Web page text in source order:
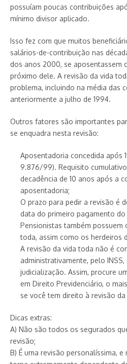
possuíam poucas contribuições
mínimo divisor aplicado.
Isso fez com que muitos
salários-de-contribuição nas
dos anos 2000, se aposentassem
próximo dele. A revisão da vida
problema, incluindo na média das
anteriormente a julho de 1994.
Outros fatores são importantes
se enquadra nesta revisão:
Aposentadoria concedida após
9.876/99). Requisito
decadência de 10 anos após a
aposentadoria;
O prazo para pedir a revisão é
data do primeiro pagamento do
Pensionistas também possuem
toda, assim como os herdeiros
A revisão da vida toda não é
administrativamente, pelo
judicialização. Assim, procure
em Direito Previdenciário, o
se você tem direito à revisão
Dicas extras:
A) Não são todos os segurados
revisão;
B) É uma revisão personalíssima,